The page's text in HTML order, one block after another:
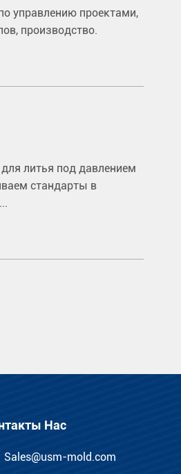
управлению проектами,
производство.
литья под давлением
стандарты в
Нас
Sales@usm-mold.com